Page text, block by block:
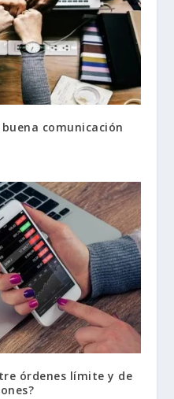
comunicación
órdenes límite y de